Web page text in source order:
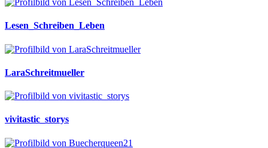
Lesen_Schreiben_Leben
LaraSchreitmueller
vivitastic_storys